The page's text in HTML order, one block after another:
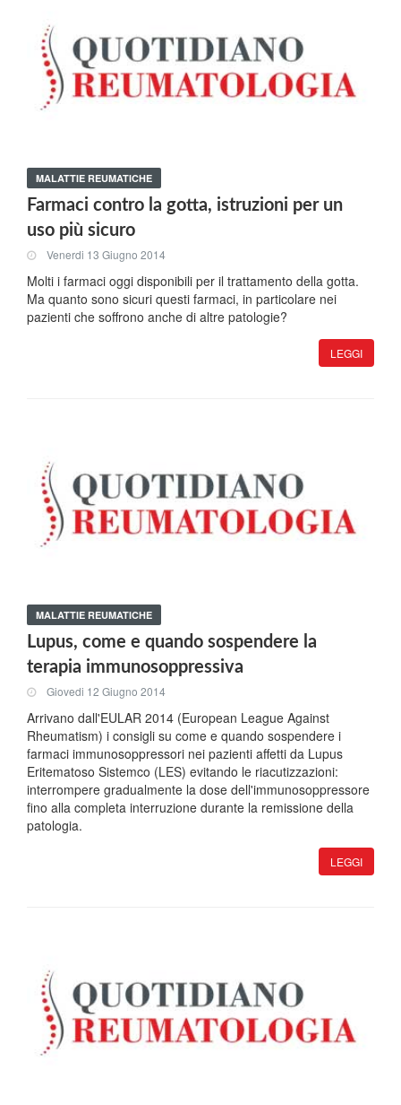
MALATTIE REUMATICHE
Farmaci contro la gotta, istruzioni per un
uso più sicuro
Venerdi 13 Giugno 2014
Molti i farmaci oggi disponibili per il trattamento della gotta.
Ma quanto sono sicuri questi farmaci, in particolare nei
pazienti che soffrono anche di altre patologie?
LEGGI
MALATTIE REUMATICHE
Lupus, come e quando sospendere la
terapia immunosoppressiva
Giovedi 12 Giugno 2014
Arrivano dall'EULAR 2014 (European League Against
Rheumatism) i consigli su come e quando sospendere i
farmaci immunosoppressori nei pazienti affetti da Lupus
Eritematoso Sistemco (LES) evitando le riacutizzazioni:
interrompere gradualmente la dose dell'immunosoppressore
fino alla completa interruzione durante la remissione della
patologia.
LEGGI